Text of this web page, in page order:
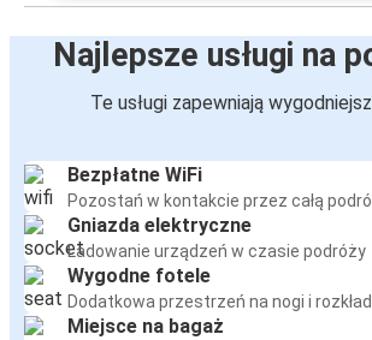
Najlepsze usługi na
Te usługi zapewniają
Bezpłatne WiFi
Pozostań w kontakcie przez całą
Gniazda elektryczne
Ładowanie urządzeń w czasie podróży
Wygodne fotele
Dodatkowa przestrzeń na nogi i
Miejsce na bagaż